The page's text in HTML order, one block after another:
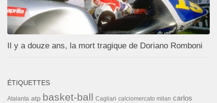
Il y a douze ans, la mort tragique de Doriano Romboni
ÉTIQUETTES
Atalanta atp basket-ball Cagliari calciomercato milan carlos